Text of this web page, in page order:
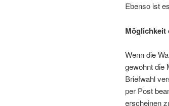
Ebenso ist
Möglichkeit
Wenn die
gewohnt die
Briefwahl
per Post
erscheinen